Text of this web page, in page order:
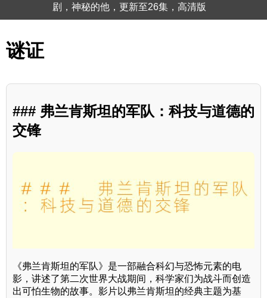
剧，神秘的他，更新至26集，高清版
谜证
### 弗兰肯斯坦的军队：科技与道德的
交锋
《弗兰肯斯坦的军队》是一部融合科幻与恐怖元素的电
影，讲述了第二次世界大战期间，科学家们为战斗而创造
出可怕生物的故事。影片以弗兰肯斯坦的经典主题为基